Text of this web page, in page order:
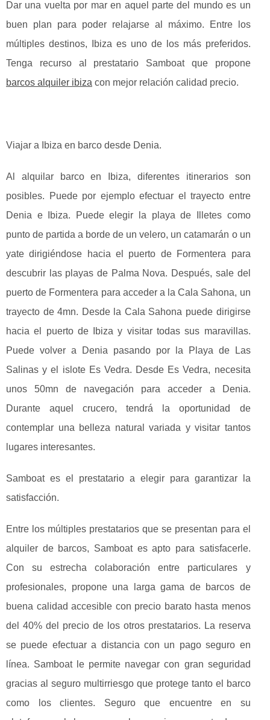
Dar una vuelta por mar en aquel parte del mundo es un
buen plan para poder relajarse al máximo. Entre los
múltiples destinos, Ibiza es uno de los más preferidos.
Tenga recurso al prestatario Samboat que propone
barcos alquiler ibiza con mejor relación calidad precio.
Viajar a Ibiza en barco desde Denia.
Al alquilar barco en Ibiza, diferentes itinerarios son
posibles. Puede por ejemplo efectuar el trayecto entre
Denia e Ibiza. Puede elegir la playa de Illetes como
punto de partida a borde de un velero, un catamarán o un
yate dirigiéndose hacia el puerto de Formentera para
descubrir las playas de Palma Nova. Después, sale del
puerto de Formentera para acceder a la Cala Sahona, un
trayecto de 4mn. Desde la Cala Sahona puede dirigirse
hacia el puerto de Ibiza y visitar todas sus maravillas.
Puede volver a Denia pasando por la Playa de Las
Salinas y el islote Es Vedra. Desde Es Vedra, necesita
unos 50mn de navegación para acceder a Denia.
Durante aquel crucero, tendrá la oportunidad de
contemplar una belleza natural variada y visitar tantos
lugares interesantes.
Samboat es el prestatario a elegir para garantizar la
satisfacción.
Entre los múltiples prestatarios que se presentan para el
alquiler de barcos, Samboat es apto para satisfacerle.
Con su estrecha colaboración entre particulares y
profesionales, propone una larga gama de barcos de
buena calidad accesible con precio barato hasta menos
del 40% del precio de los otros prestatarios. La reserva
se puede efectuar a distancia con un pago seguro en
línea. Samboat le permite navegar con gran seguridad
gracias al seguro multirriesgo que protege tanto el barco
como los clientes. Seguro que encuentre en su